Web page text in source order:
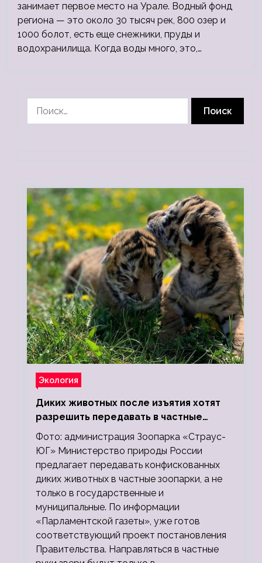
занимает первое место на Урале. Водный фонд
региона — это около 30 тысяч рек, 800 озер и
1000 болот, есть еще снежники, пруды и
водохранилища. Когда воды много, это,…
Экология
Диких животных после изъятия хотят
разрешить передавать в частные
зоопарки
Фото: администрация Зоопарка «Страус-
ЮГ» Министерство природы России
предлагает передавать конфискованных
диких животных в частные зоопарки, а не
только в государственные и
муниципальные. По информации
«Парламентской газеты», уже готов
соответствующий проект постановления
Правительства. Направляться в частные